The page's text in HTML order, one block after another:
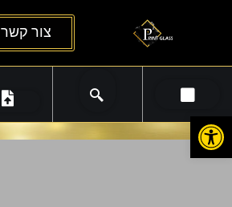
צור קשר
פתח סרגל נגישות